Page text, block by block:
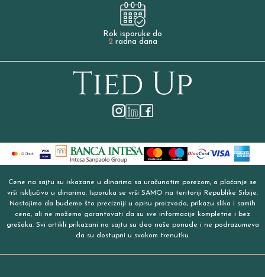
Rok isporuke do
2radna dana
Cene na sajtu su iskazane u dinarima sa uračunatim porezom, a plaćanje se
vrši isključivo u dinarima. Isporuka se vrši SAMO na teritoriji Republike Srbije.
Nastojimo da budemo što precizniji u opisu proizvoda, prikazu slika i samih
cena, ali ne možemo garantovati da su sve informacije kompletne i bez
grešaka. Svi artikli prikazani na sajtu su deo naše ponude i ne podrazumeva
da su dostupni u svakom trenutku.